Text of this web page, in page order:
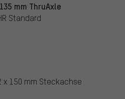
mm ThruAxle
Standard
x 150 mm Steckachse